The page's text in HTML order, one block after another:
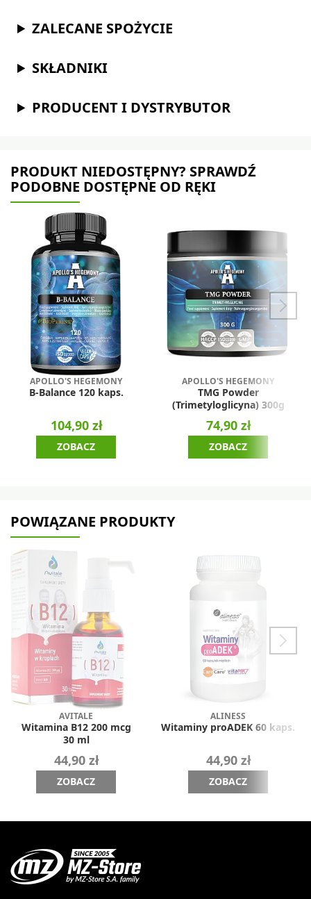
ZALECANE SPOŻYCIE
SKŁADNIKI
PRODUCENT I DYSTRYBUTOR
PRODUKT NIEDOSTĘPNY? SPRAWDŹ
PODOBNE DOSTĘPNE OD RĘKI
APOLLO'S HEGEMONY
B-Balance 120 kaps.
104,90 zł
ZOBACZ
APOLLO'S HEGEMONY
TMG Powder
(Trimetyloglicyna) 300g
74,90 zł
ZOBACZ
POWIĄZANE PRODUKTY
AVITALE
Witamina B12 200 mcg
30 ml
44,90 zł
ZOBACZ
ALINESS
Witaminy proADEK 60 kaps.
44,90 zł
ZOBACZ